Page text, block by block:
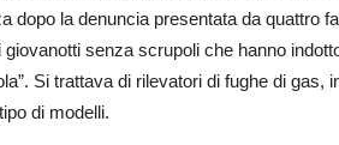
dopo la denuncia presentata da quattro
giovanotti senza scrupoli che hanno
Si trattava di rilevatori di fughe di
di modelli.